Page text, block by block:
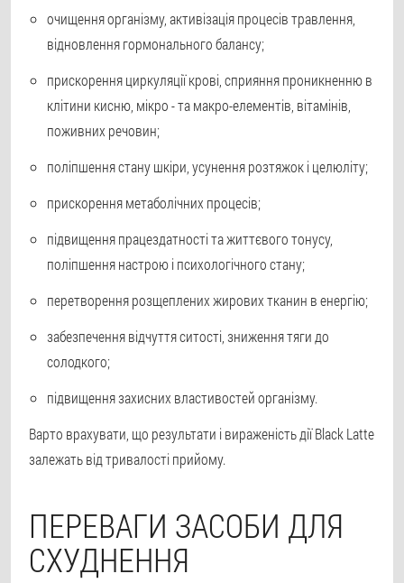
очищення організму, активізація процесів травлення,
відновлення гормонального балансу;
прискорення циркуляції крові, сприяння проникненню в
клітини кисню, мікро - та макро-елементів, вітамінів,
поживних речовин;
поліпшення стану шкіри, усунення розтяжок і целюліту;
прискорення метаболічних процесів;
підвищення працездатності та життєвого тонусу,
поліпшення настрою і психологічного стану;
перетворення розщеплених жирових тканин в енергію;
забезпечення відчуття ситості, зниження тяги до
солодкого;
підвищення захисних властивостей організму.
Варто врахувати, що результати і вираженість дії Black Latte
залежать від тривалості прийому.
ПЕРЕВАГИ ЗАСОБИ ДЛЯ
СХУДНЕННЯ